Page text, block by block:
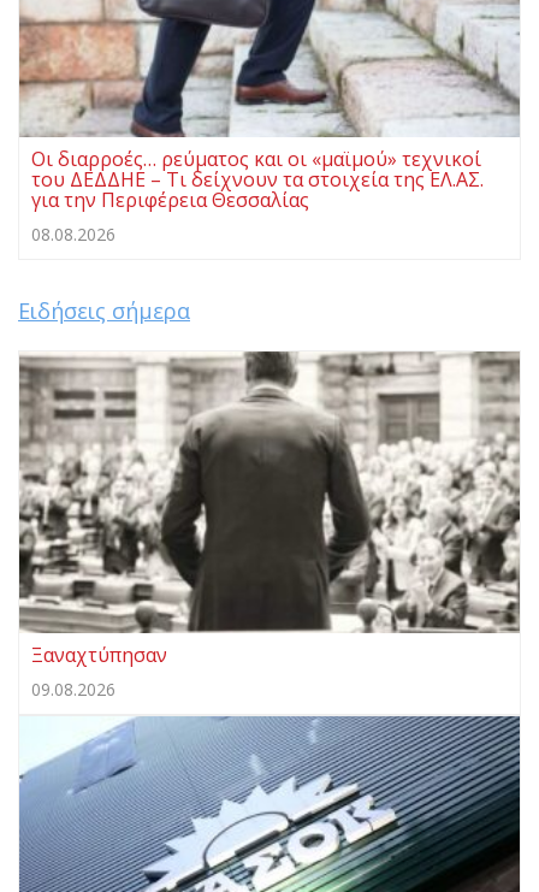
Οι διαρροές… ρεύματος και οι «μαϊμού» τεχνικοί
του ΔΕΔΔΗΕ – Τι δείχνουν τα στοιχεία της ΕΛ.ΑΣ.
για την Περιφέρεια Θεσσαλίας
08.08.2026
Ειδήσεις σήμερα
Ξαναχτύπησαν
09.08.2026